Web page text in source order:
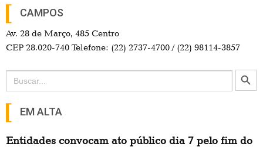
CAMPOS
Av. 28 de Março, 485 Centro
CEP 28.020-740 Telefone: (22) 2737-4700 / (22) 98114-3857
Search
for:
Search Button
EM ALTA
Entidades convocam ato público dia 7 pelo fim do